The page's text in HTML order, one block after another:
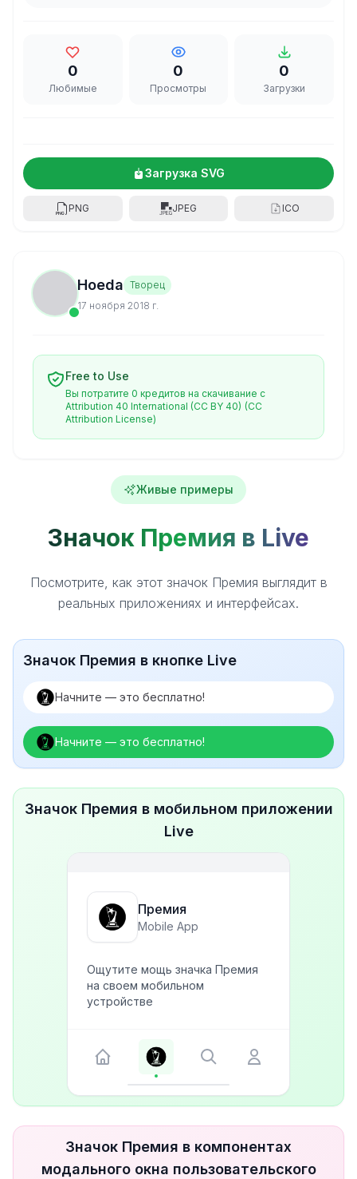
0
Любимые
0
Просмотры
0
Загрузки
Загрузка SVG
PNG JPEG ICO
Hoeda Творец
17 ноября 2018 г.
Free to Use
Вы потратите 0 кредитов на скачивание с
Attribution 40 International (CC BY 40) (CC
Attribution License)
Живые примеры
Значок Премия в Live
Посмотрите, как этот значок Премия выглядит в
реальных приложениях и интерфейсах.
Значок Премия в кнопке Live
Начните — это бесплатно!
Начните — это бесплатно!
Значок Премия в мобильном приложении
Live
Премия
Mobile App
Ощутите мощь значка Премия
на своем мобильном
устройстве
Значок Премия в компонентах
модального окна пользовательского